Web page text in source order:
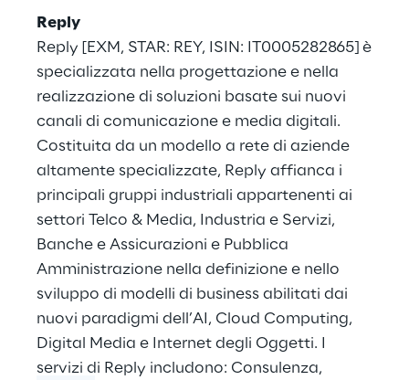
Reply
Reply [EXM, STAR: REY, ISIN: IT0005282865] è
specializzata nella progettazione e nella
realizzazione di soluzioni basate sui nuovi
canali di comunicazione e media digitali.
Costituita da un modello a rete di aziende
altamente specializzate, Reply affianca i
principali gruppi industriali appartenenti ai
settori Telco & Media, Industria e Servizi,
Banche e Assicurazioni e Pubblica
Amministrazione nella definizione e nello
sviluppo di modelli di business abilitati dai
nuovi paradigmi dell’AI, Cloud Computing,
Digital Media e Internet degli Oggetti. I
servizi di Reply includono: Consulenza,